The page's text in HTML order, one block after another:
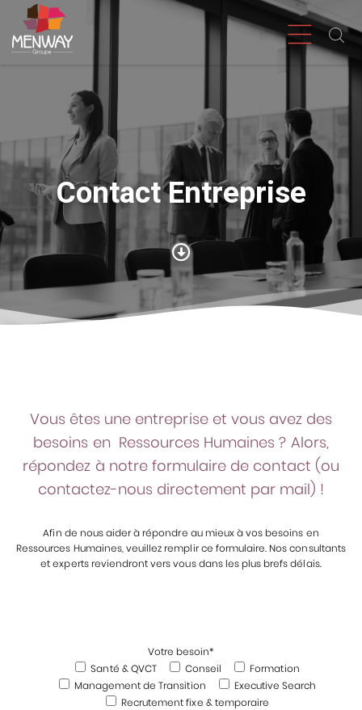
Contact Entreprise
Vous êtes une entreprise et vous avez des
besoins en Ressources Humaines ? Alors,
répondez à notre formulaire de contact (ou
contactez-nous directement par mail) !
Afin de nous aider à répondre au mieux à vos besoins en
Ressources Humaines, veuillez remplir ce formulaire. Nos consultants
et experts reviendront vers vous dans les plus brefs délais.
Votre besoin*
Santé & QVCT
Conseil
Formation
Management de Transition
Executive Search
Recrutement fixe & temporaire